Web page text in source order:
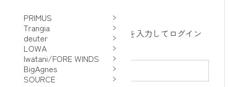
PRIMUS
Trangia
deuter
LOWA
Iwatani/FORE WINDS
BigAgnes
SOURCE
メールアドレスとパスワードを入力してログイン
してください。